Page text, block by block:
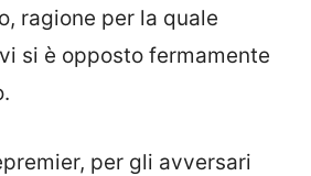
ragione per la quale
vi si è opposto fermamente
per gli avversari